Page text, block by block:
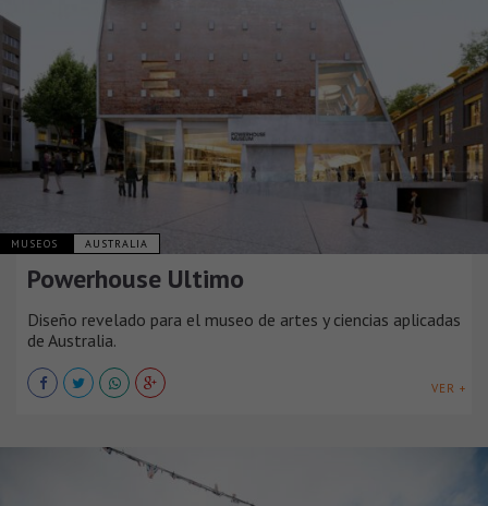
MUSEOS AUSTRALIA
Powerhouse Ultimo
Diseño revelado para el museo de artes y ciencias aplicadas
de Australia.
VER +